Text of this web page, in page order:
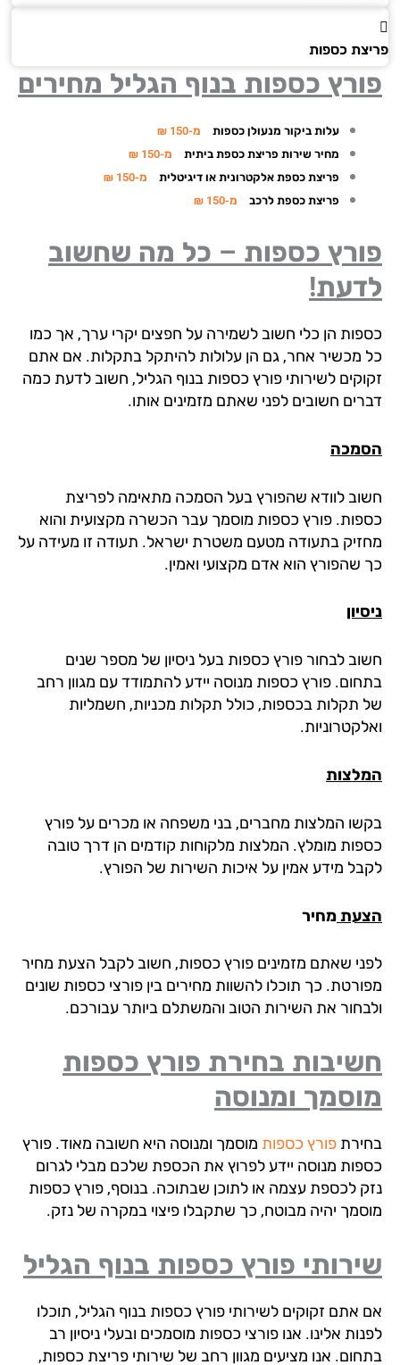
כספות
כספות בנוף הגליל מחירים
עלות ביקור מנעולן כספות
מ-150 ₪
מחיר שירות פריצת כספת ביתית
מ-150 ₪
פריצת כספת אלקטרונית או דיגיטלית
מ-150 ₪
פריצת כספת לרכב
מ-150 ₪
כספות – כל מה שחשוב
הן כלי חשוב לשמירה על חפצים יקרי ערך, אך כמו
מכשיר אחר, גם הן עלולות להיתקל בתקלות. אם אתם
לשירותי פורץ כספות בנוף הגליל, חשוב לדעת כמה
חשובים לפני שאתם מזמינים אותו.
לוודא שהפורץ בעל הסמכה מתאימה לפריצת
פורץ כספות מוסמך עבר הכשרה מקצועית והוא
בתעודה מטעם משטרת ישראל. תעודה זו מעידה על
שהפורץ הוא אדם מקצועי ואמין.
לבחור פורץ כספות בעל ניסיון של מספר שנים
פורץ כספות מנוסה יידע להתמודד עם מגוון רחב
תקלות בכספות, כולל תקלות מכניות, חשמליות
המלצות מחברים, בני משפחה או מכרים על פורץ
מומלץ. המלצות מלקוחות קודמים הן דרך טובה
מידע אמין על איכות השירות של הפורץ.
מחיר
שאתם מזמינים פורץ כספות, חשוב לקבל הצעת מחיר
כך תוכלו להשוות מחירים בין פורצי כספות שונים
את השירות הטוב והמשתלם ביותר עבורכם.
בחירת פורץ כספות
ומנוסה
פורץ כספותמוסמך ומנוסה היא חשובה מאוד. פורץ
מנוסה יידע לפרוץ את הכספת שלכם מבלי לגרום
לכספת עצמה או לתוכן שבתוכה. בנוסף, פורץ כספות
יהיה מבוטח, כך שתקבלו פיצוי במקרה של נזק.
פורץ כספות בנוף הגליל
אתם זקוקים לשירותי פורץ כספות בנוף הגליל, תוכלו
אלינו. אנו פורצי כספות מוסמכים ובעלי ניסיון רב
אנו מציעים מגוון רחב של שירותי פריצת כספות,